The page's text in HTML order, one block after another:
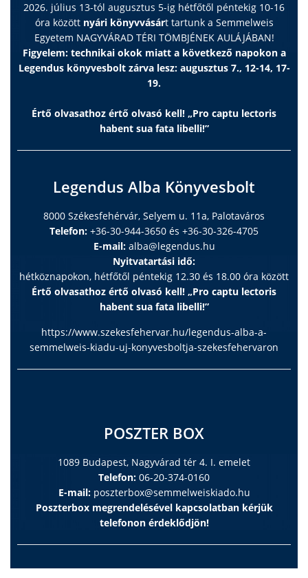
2026. július 13-tól augusztus 5-ig hétfőtől péntekig 10-16
óra között nyári könyvvásárt tartunk a Semmelweis
Egyetem NAGYVÁRAD TÉRI TÖMBJÉNEK AULÁJÁBAN!
Figyelem: technikai okok miatt a következő napokon a
Legendus könyvesbolt zárva lesz: augusztus 7., 12-14, 17-
19.
Értő olvasathoz értő olvasó kell! „Pro captu lectoris
habent sua fata libelli!”
Legendus Alba Könyvesbolt
8000 Székesfehérvár, Selyem u. 11a, Palotaváros
Telefon: +36-30-944-3650 és +36-30-326-4705
E-mail: alba@legendus.hu
Nyitvatartási idő:
hétköznapokon, hétfőtől péntekig 12.30 és 18.00 óra között
Értő olvasathoz értő olvasó kell! „Pro captu lectoris
habent sua fata libelli!”
https://www.szekesfehervar.hu/legendus-alba-a-
semmelweis-kiadu-uj-konyvesboltja-szekesfehervaron
POSZTER BOX
1089 Budapest, Nagyvárad tér 4. I. emelet
Telefon: 06-20-374-0160
E-mail: poszterbox@semmelweiskiado.hu
Poszterbox megrendelésével kapcsolatban kérjük
telefonon érdeklődjön!